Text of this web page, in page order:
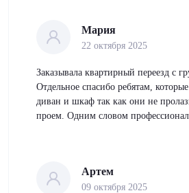
Мария
22 октября 2025
Заказывала квартирный переезд с
Отдельное спасибо ребятам,
диван и шкаф так как они не
проем. Одним словом
Артем
09 октября 2025